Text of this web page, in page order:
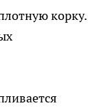
корку.